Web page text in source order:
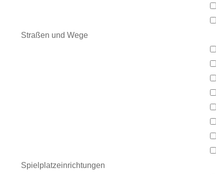
Straßen und Wege
Spielplatzeinrichtungen